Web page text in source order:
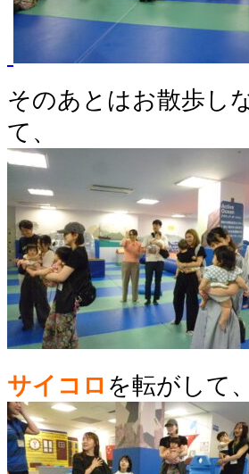
そのあとはお散歩し
て、
サイコロ を転がして